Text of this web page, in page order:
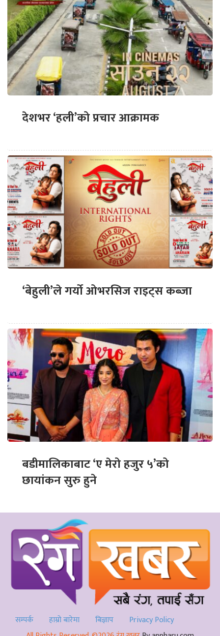
देशभर ‘हली’को प्रचार आक्रामक
‘बेहुली’ले गर्यो ओभरसिज राइट्स कब्जा
बडीमालिकाबाट ‘ए मेरो हजुर ५’को
छायांकन सुरु हुने
सम्पर्क हाम्रो बारेमा बिज्ञाप
Privacy Policy